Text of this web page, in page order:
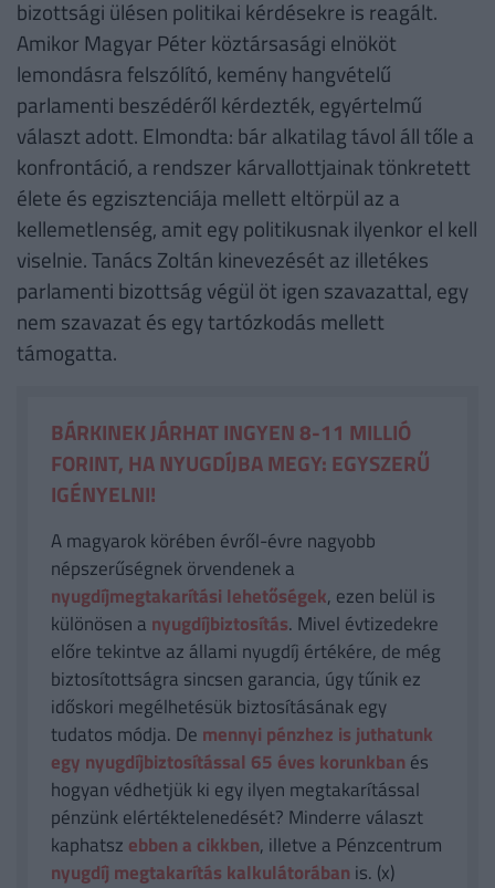
bizottsági ülésen politikai kérdésekre is reagált.
Amikor Magyar Péter köztársasági elnököt
lemondásra felszólító, kemény hangvételű
parlamenti beszédéről kérdezték, egyértelmű
választ adott. Elmondta: bár alkatilag távol áll tőle a
konfrontáció, a rendszer kárvallottjainak tönkretett
élete és egzisztenciája mellett eltörpül az a
kellemetlenség, amit egy politikusnak ilyenkor el kell
viselnie. Tanács Zoltán kinevezését az illetékes
parlamenti bizottság végül öt igen szavazattal, egy
nem szavazat és egy tartózkodás mellett
támogatta.
BÁRKINEK JÁRHAT INGYEN 8-11 MILLIÓ
FORINT, HA NYUGDÍJBA MEGY: EGYSZERŰ
IGÉNYELNI!
A magyarok körében évről-évre nagyobb
népszerűségnek örvendenek a
nyugdíjmegtakarítási lehetőségek, ezen belül is
különösen a nyugdíjbiztosítás. Mivel évtizedekre
előre tekintve az állami nyugdíj értékére, de még
biztosítottságra sincsen garancia, úgy tűnik ez
időskori megélhetésük biztosításának egy
tudatos módja. De mennyi pénzhez is juthatunk
egy nyugdíjbiztosítással 65 éves korunkban és
hogyan védhetjük ki egy ilyen megtakarítással
pénzünk elértéktelenedését? Minderre választ
kaphatsz ebben a cikkben, illetve a Pénzcentrum
nyugdíj megtakarítás kalkulátorában is. (x)